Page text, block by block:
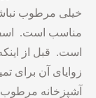
خیلی مرطوب
مناسب است.
است. قبل از
زوایای آن برای
آشپزخانه